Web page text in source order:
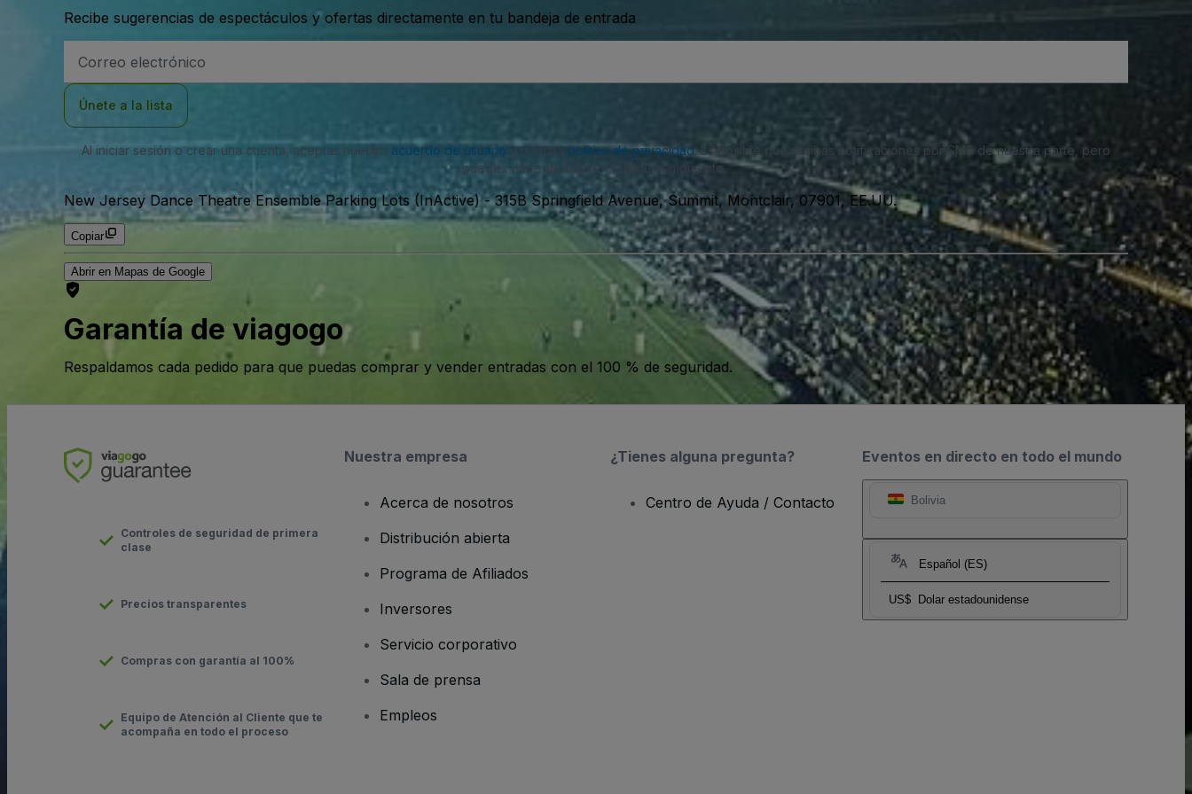
Recibe sugerencias de espectáculos y ofertas directamente en tu bandeja de entrada
de
Únete a la lista
Al iniciar sesión o crear una cuenta, aceptas nuestro acuerdo de usuario y nuestrapolítica de privacidad. Es posible que recibas notificaciones por SMS de nuestra parte, pero
puedes darte de baja en cualquier momento.
New Jersey Dance Theatre Ensemble Parking Lots (InActive)-315B Springfield Avenue, Summit, Montclair, 07901, EE.UU.
Copiar
Abrir en Mapas de Google
Garantía de viagogo
Respaldamos cada pedido para que puedas comprar y vender entradas con el 100 % de seguridad.
Eventos en directo en todo el mundo
Bolivia
Español (ES)
US$ Dolar estadounidense
Controles de seguridad de primera
clase
Precios transparentes
Compras con garantía al 100%
Equipo de Atención al Cliente que te
acompaña en todo el proceso
Nuestra empresa
Acerca de nosotros
Distribución abierta
Programa de Afiliados
Inversores
Servicio corporativo
Sala de prensa
Empleos
¿Tienes alguna pregunta?
Centro de Ayuda / Contacto